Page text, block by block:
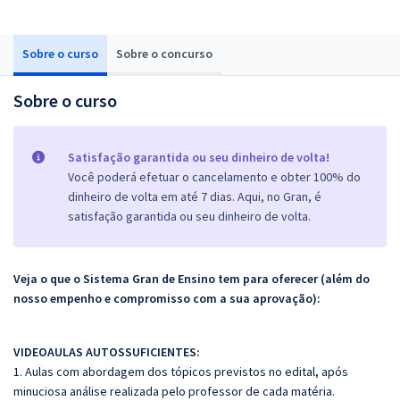
Sobre o curso Sobre o concurso
Sobre o curso
Satisfação garantida ou seu dinheiro de volta!
Você poderá efetuar o cancelamento e obter 100% do
dinheiro de volta em até 7 dias. Aqui, no Gran, é
satisfação garantida ou seu dinheiro de volta.
Veja o que o Sistema Gran de Ensino tem para oferecer (além do
nosso empenho e compromisso com a sua aprovação):
VIDEOAULAS AUTOSSUFICIENTES:
1. Aulas com abordagem dos tópicos previstos no edital, após
minuciosa análise realizada pelo professor de cada matéria.